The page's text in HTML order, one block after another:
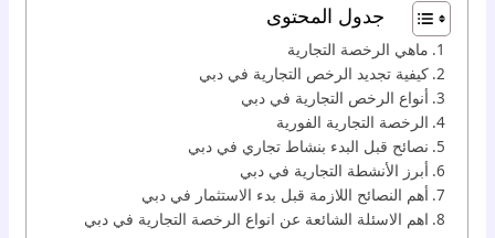
جدول المحتوى
ماهي الرخصة التجارية
كيفية تجديد الرخص التجارية في دبي
أنواع الرخص التجارية في دبي
الرخصة التجارية الفورية
نصائح قبل البدء بنشاط تجاري في دبي
أبرز الأنشطة التجارية في دبي
أهم النصائح اللازمة قبل بدء الاستثمار في دبي
اهم الاسئلة الشائعة عن انواع الرخصة التجارية في دبي